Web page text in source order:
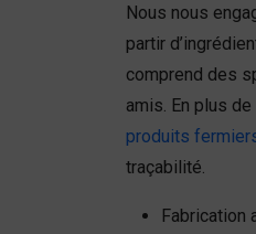
Nous nous
partir
comprend des
amis. En plus
produits
traçabilité.
Fabrication